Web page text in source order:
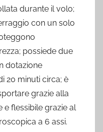
durante il volo;
con un solo
possiede due
dotazione
20 minuti circa; è
grazie alla
e flessibile grazie al
a 6 assi.